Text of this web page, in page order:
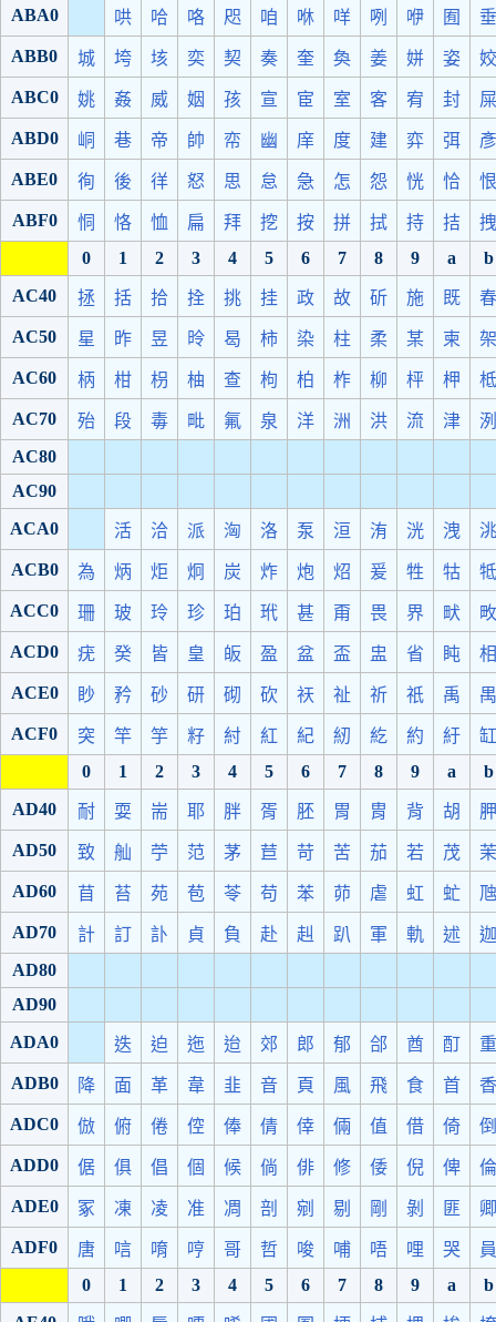
ABA0
哄 哈 咯 咫 咱 咻 咩 咧 咿 囿 垂
ABB0 城 垮 垓 奕 契 奏 奎 奐 姜 姘 姿 姣
ABC0 姚 姦 威 姻 孩 宣 宦 室 客 宥 封 屎
ABD0 峒 巷 帝 帥 帟 幽 庠 度 建 弈 弭 彥
ABE0 徇 後 徉 怒 思 怠 急 怎 怨 恍 恰 恨
ABF0 恫 恪 恤 扁 拜 挖 按 拼 拭 持 拮
拽
0
1 2 3 4 5 6 7 8 9 a
b
AC40
拯 括 拾 拴 挑 挂 政 故 斫 施 既 春
AC50 星 昨 昱 昤 曷 柿 染 柱 柔 某 柬 架
AC60 柄 柑 枴 柚 查 枸 柏 柞 柳 枰 柙 柢
AC70 殆 段 毒 毗 氟 泉 洋 洲 洪 流 津
洌
AC80
AC90
ACA0
活 洽 派 洶 洛 泵 洹 洧 洸 洩 洮
ACB0 為 炳 炬 炯 炭 炸 炮 炤 爰 牲 牯 牴
ACC0 珊 玻 玲 珍 珀 玳 甚 甭 畏 界 畎 畋
ACD0 疣 癸 皆 皇 皈 盈 盆 盃 盅 省 盹 相
ACE0 眇 矜 砂 研 砌 砍 祆 祉 祈 祇 禹 禺
ACF0 突 竿 竽 籽 紂 紅 紀 紉 紇 約 紆
缸
0
1 2 3 4 5 6 7 8 9 a
b
AD40
耐 耍 耑 耶 胖 胥 胚 胃 胄 背 胡 胛
AD50 致 舢 苧 范 茅 苣 苛 苦 茄 若 茂 茉
AD60 苜 苔 苑 苞 苓 苟 苯 茆 虐 虹 虻 虺
AD70 計 訂 訃 貞 負 赴 赳 趴 軍 軌 述
迦
AD80
AD90
ADA0
迭 迫 迤 迨 郊 郎 郁 郃 酋 酊 重
ADB0 降 面 革 韋 韭 音 頁 風 飛 食 首 香
ADC0 倣 俯 倦 倥 俸 倩 倖 倆 值 借 倚 倒
ADD0 倨 俱 倡 個 候 倘 俳 修 倭 倪 俾 倫
ADE0 冢 凍 凌 准 凋 剖 剜 剔 剛 剝 匪 卿
ADF0 唐 唁 唷 哼 哥 哲 唆 哺 唔 哩 哭
員
0
1 2 3 4 5 6 7 8 9 a
b